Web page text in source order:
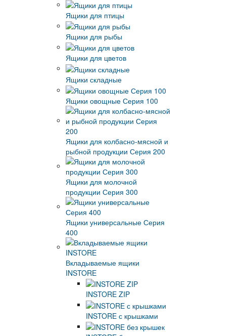
Ящики для птицы
Ящики для рыбы
Ящики для цветов
Ящики складные
Ящики овощные Серия 100
Ящики для колбасно-мясной и
рыбной продукции Серия 200
Ящики для молочной
продукции Серия 300
Ящики универсальные Серия
400
Вкладываемые ящики
INSTORE
INSTORE ZIP
INSTORE с крышками